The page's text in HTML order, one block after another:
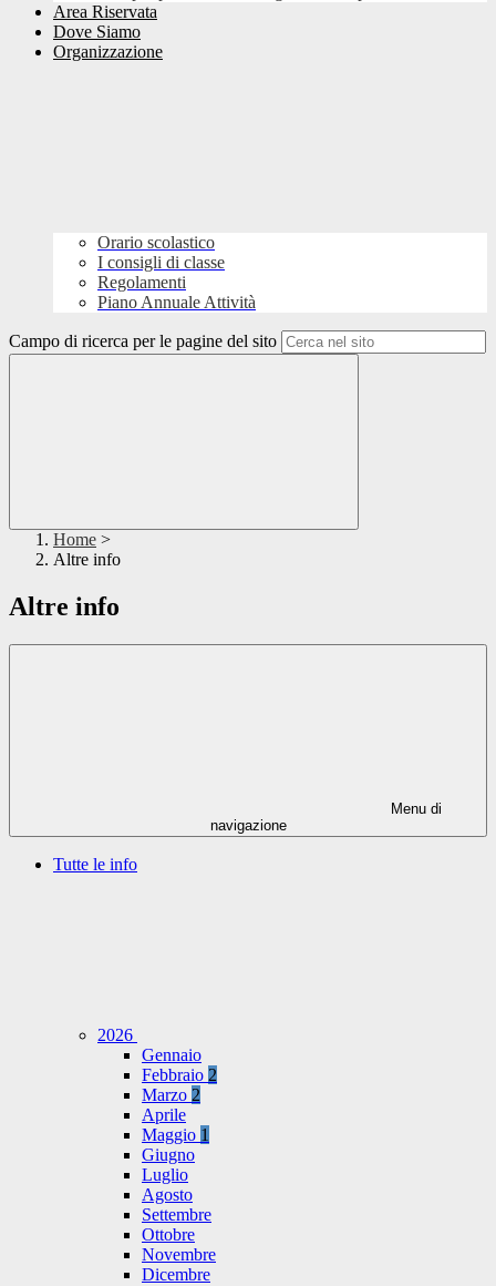
Area Riservata
Dove Siamo
Organizzazione
Orario scolastico
I consigli di classe
Regolamenti
Piano Annuale Attività
Campo di ricerca per le pagine del sito
Home >
Altre info
Altre info
Menu di
navigazione
Tutte le info
2026
Gennaio
Febbraio 2
Marzo 2
Aprile
Maggio 1
Giugno
Luglio
Agosto
Settembre
Ottobre
Novembre
Dicembre